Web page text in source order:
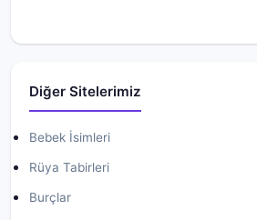
Diğer Sitelerimiz
Bebek İsimleri
Rüya Tabirleri
Burçlar